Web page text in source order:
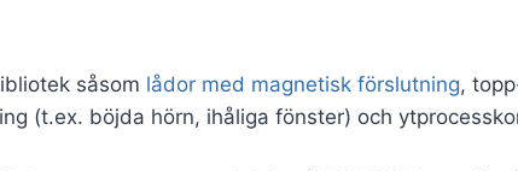
såsom lådor med magnetisk förslutning,
(t.ex. böjda hörn, ihåliga fönster) och